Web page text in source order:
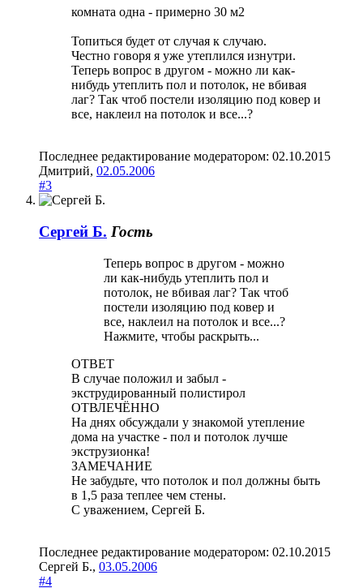
комната одна - примерно 30 м2
Топиться будет от случая к случаю.
Честно говоря я уже утеплился изнутри.
Теперь вопрос в другом - можно ли как-
нибудь утеплить пол и потолок, не вбивая
лаг? Так чтоб постели изоляцию под ковер и
все, наклеил на потолок и все...?
Последнее редактирование модератором: 02.10.2015
Дмитрий, 02.05.2006
#3
Сергей Б. Гость
Теперь вопрос в другом - можно
ли как-нибудь утеплить пол и
потолок, не вбивая лаг? Так чтоб
постели изоляцию под ковер и
все, наклеил на потолок и все...?
Нажмите, чтобы раскрыть...
ОТВЕТ
В случае положил и забыл -
экструдированный полистирол
ОТВЛЕЧЁННО
На днях обсуждали у знакомой утепление
дома на участке - пол и потолок лучше
экструзионка!
ЗАМЕЧАНИЕ
Не забудьте, что потолок и пол должны быть
в 1,5 раза теплее чем стены.
С уважением, Сергей Б.
Последнее редактирование модератором: 02.10.2015
Сергей Б., 03.05.2006
#4